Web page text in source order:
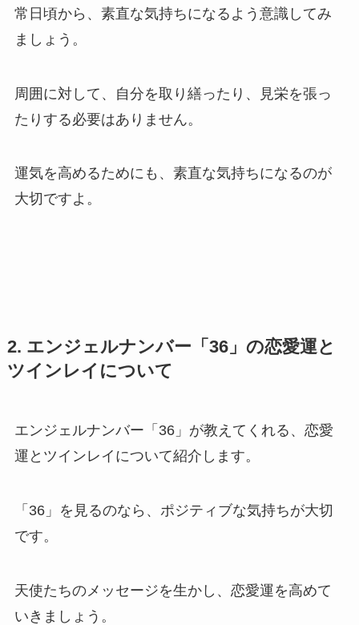
常日頃から、素直な気持ちになるよう意識してみ
ましょう。
周囲に対して、自分を取り繕ったり、見栄を張っ
たりする必要はありません。
運気を高めるためにも、素直な気持ちになるのが
大切ですよ。
2. エンジェルナンバー「36」の恋愛運と
ツインレイについて
エンジェルナンバー「36」が教えてくれる、恋愛
運とツインレイについて紹介します。
「36」を見るのなら、ポジティブな気持ちが大切
です。
天使たちのメッセージを生かし、恋愛運を高めて
いきましょう。